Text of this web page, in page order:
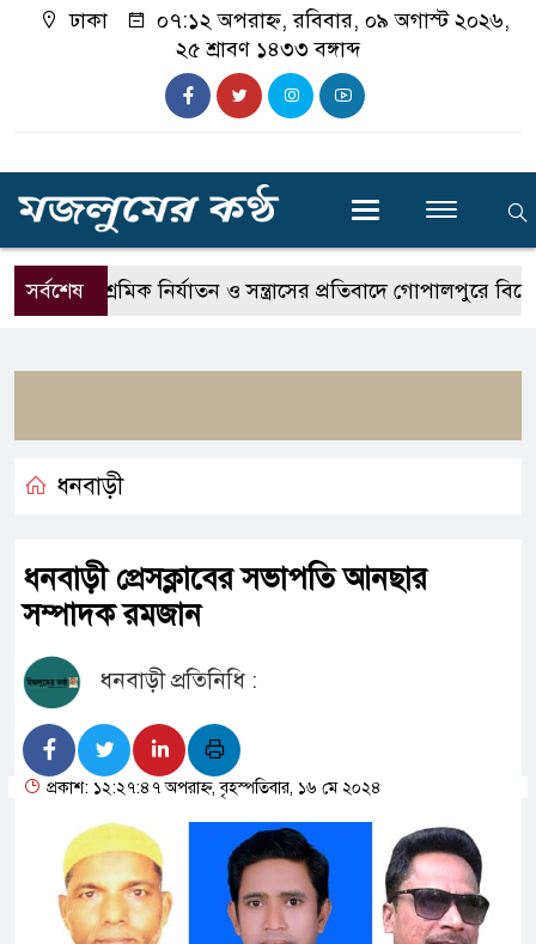
ঢাকা
০৭:১২ অপরাহ্ন, রবিবার, ০৯ অগাস্ট ২০২৬,
২৫ শ্রাবণ ১৪৩৩ বঙ্গাব্দ
সর্বশেষশ্রমিক নির্যাতন ও সন্ত্রাসের প্রতিবাদে গোপালপুরে বিক্ষোভ
ধনবাড়ী
ধনবাড়ী প্রেসক্লাবের সভাপতি আনছার
সম্পাদক রমজান
ধনবাড়ী প্রতিনিধি :
প্রকাশ: ১২:২৭:৪৭ অপরাহ্ন, বৃহস্পতিবার, ১৬ মে ২০২৪